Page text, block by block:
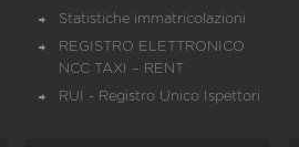
Statistiche immatricolazioni
REGISTRO ELETTRONICO
NCC TAXI – RENT
RUI - Registro Unico Ispettori